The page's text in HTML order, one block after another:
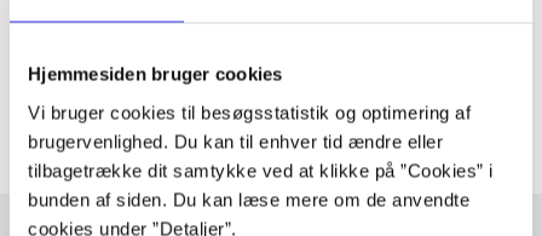
Hjemmesiden bruger cookies
Vi bruger cookies til besøgsstatistik og optimering af
brugervenlighed. Du kan til enhver tid ændre eller
tilbagetrække dit samtykke ved at klikke på ”Cookies” i
bunden af siden. Du kan læse mere om de anvendte
cookies under ”Detaljer”.
Artiklerne i handler ofte om